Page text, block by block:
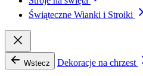
Świąteczne Wianki i Stroiki
Wstecz Dekoracje na chrzest